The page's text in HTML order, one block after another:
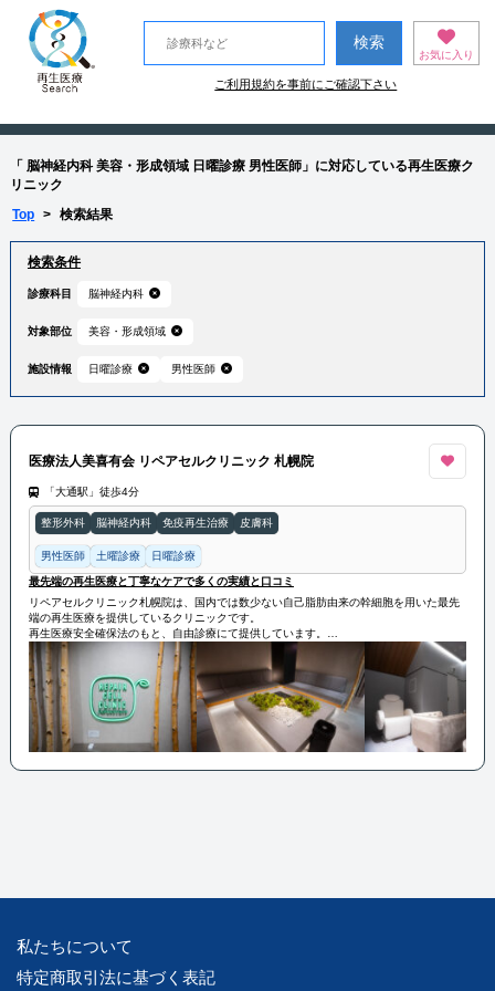
お気に入り
ご利用規約を事前にご確認下さい
「 脳神経内科 美容・形成領域 日曜診療 男性医師」に対応している再生医療ク
リニック
Top > 検索結果
検索条件
診療科目 脳神経内科
対象部位 美容・形成領域
施設情報 日曜診療 男性医師
医療法人美喜有会 リペアセルクリニック 札幌院
「大通駅」徒歩4分
整形外科 脳神経内科 免疫再生治療 皮膚科
男性医師 土曜診療 日曜診療
最先端の再生医療と丁寧なケアで多くの実績と口コミ
リペアセルクリニック札幌院は、国内では数少ない自己脂肪由来の幹細胞を用いた最先
端の再生医療を提供しているクリニックです。
再生医療安全確保法のもと、自由診療にて提供しています。
当院では、「脳卒中」「ヘルニア」「脊髄損傷」「変形性ひざ関節症」「変形性股関節
症」「肩腱板断裂」などの治療を行っております。
特に、国内で初めて厚生労働省へ届出し、受理された「分化誘導による関節の再生医
療」という先進技術で、従来の再生医療（幹細胞治療）に比べてより強い再生能力をも
った幹細胞の治療が可能になりました。
この技術は、関節軟骨の再生を促進し、関節の機能回復を助けるものです。
さらに優れた技術により、冷凍せずその都度生きたまま培養した幹細胞を投与できるた
リペアセルクリニック札幌院は豊富な症例数と優れた治療効果で知られ、再生医療に精
私たちについて
特定商取引法に基づく表記